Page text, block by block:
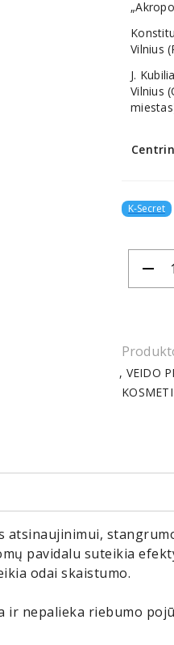
Vilnius
J.
Vilnius
K-Secret
VEIDO
remove
atsinaujinimui,
pavidalu suteikia
odai skaistumo.
nepalieka riebumo